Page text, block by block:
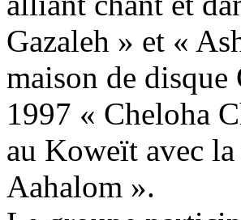
Gazaleh » et «
maison de
1997 « Cheloha
au Koweït avec
Aahalom ».